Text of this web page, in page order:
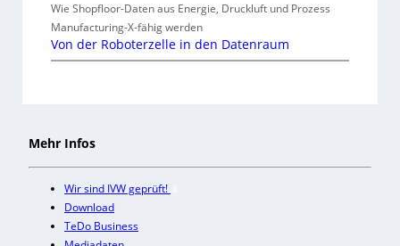
Wie Shopfloor-Daten aus Energie, Druckluft und Prozess
Manufacturing-X-fähig werden
Von der Roboterzelle in den Datenraum
Mehr Infos
Wir sind IVW geprüft!
Download
TeDo Business